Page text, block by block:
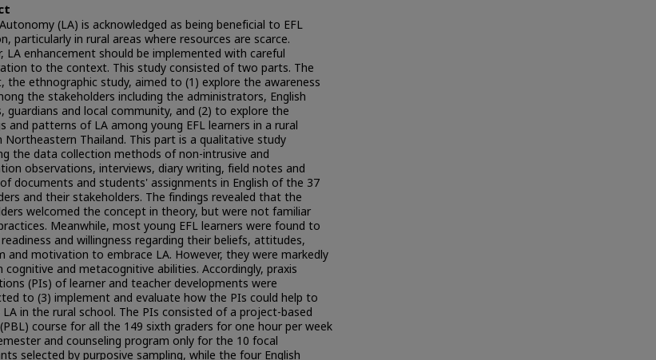
(LA) is acknowledged as being beneficial to EFL
particularly in rural areas where resources are scarce.
LA enhancement should be implemented with careful
to the context. This study consisted of two parts. The
the ethnographic study, aimed to (1) explore the awareness
the stakeholders including the administrators, English
guardians and local community, and (2) to explore the
and patterns of LA among young EFL learners in a rural
Northeastern Thailand. This part is a qualitative study
the data collection methods of non-intrusive and
observations, interviews, diary writing, field notes and
documents and students' assignments in English of the 37
and their stakeholders. The findings revealed that the
welcomed the concept in theory, but were not familiar
Meanwhile, most young EFL learners were found to
and willingness regarding their beliefs, attitudes,
and motivation to embrace LA. However, they were markedly
cognitive and metacognitive abilities. Accordingly, praxis
(PIs) of learner and teacher developments were
to (3) implement and evaluate how the PIs could help to
LA in the rural school. The PIs consisted of a project-based
course for all the 149 sixth graders for one hour per week
and counseling program only for the 10 focal
selected by purposive sampling, while the four English